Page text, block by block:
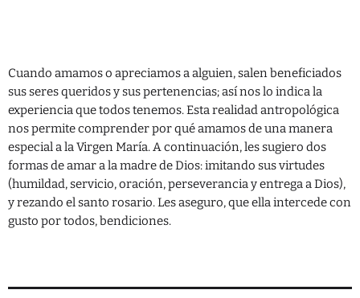
Cuando amamos o apreciamos a alguien, salen beneficiados
sus seres queridos y sus pertenencias; así nos lo indica la
experiencia que todos tenemos. Esta realidad antropológica
nos permite comprender por qué amamos de una manera
especial a la Virgen María. A continuación, les sugiero dos
formas de amar a la madre de Dios: imitando sus virtudes
(humildad, servicio, oración, perseverancia y entrega a Dios),
y rezando el santo rosario. Les aseguro, que ella intercede con
gusto por todos, bendiciones.